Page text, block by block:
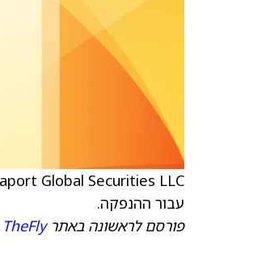
עבור ההנפקה.
פורסם לראשונה באתרTheFly